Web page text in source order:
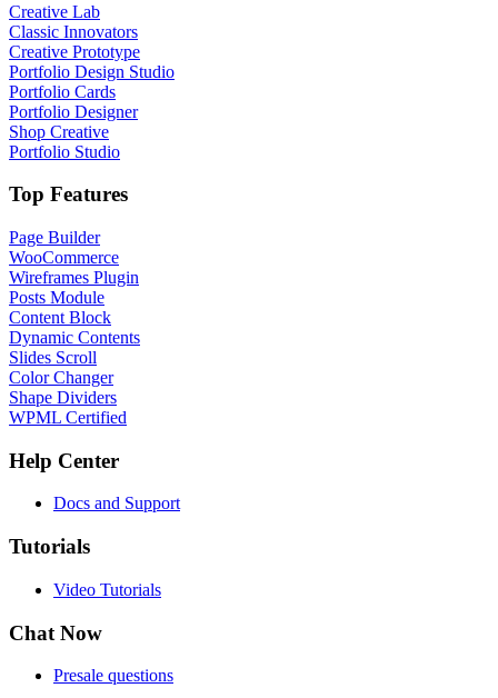
Creative Lab
Classic Innovators
Creative Prototype
Portfolio Design Studio
Portfolio Cards
Portfolio Designer
Shop Creative
Portfolio Studio
Top Features
Page Builder
WooCommerce
Wireframes Plugin
Posts Module
Content Block
Dynamic Contents
Slides Scroll
Color Changer
Shape Dividers
WPML Certified
Help Center
Docs and Support
Tutorials
Video Tutorials
Chat Now
Presale questions